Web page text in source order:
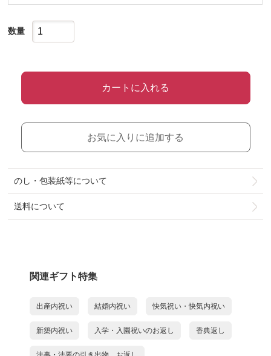
数量
カートに入れる
お気に入りに追加する
のし・包装紙等について
送料について
関連ギフト特集
出産内祝い 結婚内祝い 快気祝い・快気内祝い
新築内祝い 入学・入園祝いのお返し 香典返し